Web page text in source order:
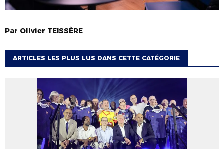
Par Olivier TEISSÈRE
ARTICLES LES PLUS LUS DANS CETTE CATÉGORIE